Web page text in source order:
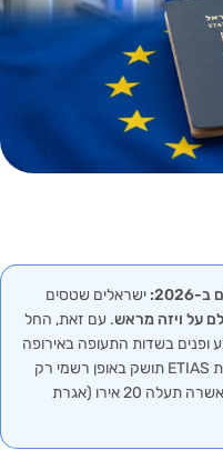
ישראלים שטסים
על ויזה מראש. עם זאת, החל
אצבע ופנים בשדות התעופה באירופה
(מערכת EES). מערכת האישורים המקוונת ETIAS תושק באופן רשמי רק
ברבעון האחרון של 2026. כאשר תושק, האשרה תעלה 20 אירו (אגרת